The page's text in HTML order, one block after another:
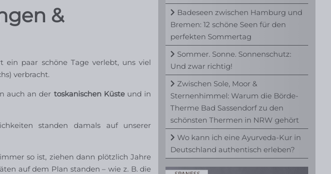
&
ein paar schöne Tage verlebt, uns viel
verbracht.
auch an der toskanischen Küste und in
standen damals auf unserer
so ist, ziehen dann plötzlich Jahre
auf dem Plan standen – wie z. B. die
Badeseen zwischen Hamburg und
Bremen: 12 schöne Seen für den
perfekten Sommertag
Sommer. Sonne. Sonnenschutz:
Und zwar richtig!
Zwischen Sole, Moor &
Sternenhimmel: Warum die Börde-
Therme Bad Sassendorf zu den
schönsten Thermen in NRW gehört
Wo kann ich eine Ayurveda-Kur in
Deutschland authentisch erleben?